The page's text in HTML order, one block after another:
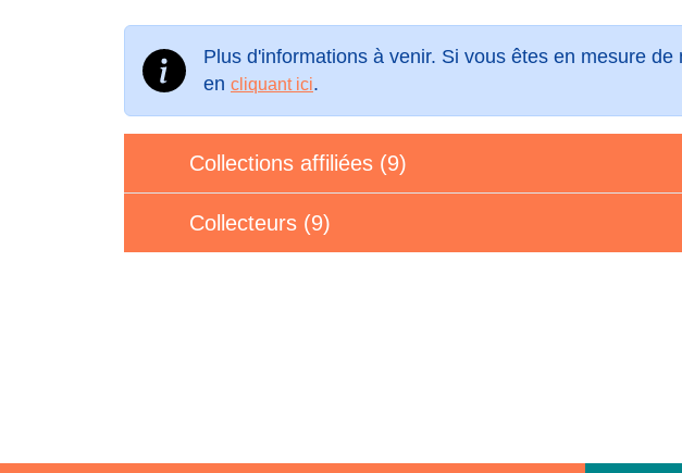
Plus d'informations à venir. Si vous êtes en mesure
en cliquant ici.
Collections affiliées (9)
Collecteurs (9)